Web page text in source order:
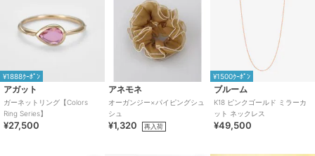
¥1888ｸｰﾎﾟﾝ
アガット
ガーネットリング【Colors
Ring Series】
¥27,500
アネモネ
オーガンジー×パイピングシュ
シュ
¥1,320 再入荷
¥1500ｸｰﾎﾟﾝ
ブルーム
K18 ピンクゴールド ミラーカ
ット ネックレス
¥49,500